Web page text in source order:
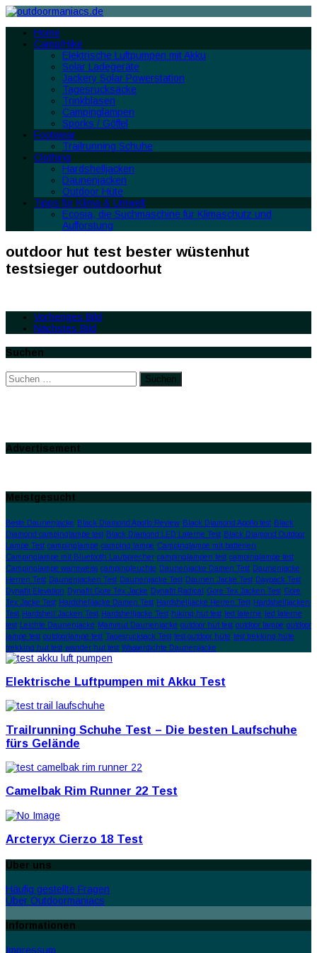
Home
Camp/Hike
Elektrische Luftpumpen mit Akku
Solar Ladegeräte
Jackery Solar Powerstation
Tagesrucksäcke
Trinkblasen
Campinglampen
Sporks / Göffel
Footwear
Trailrunning Schuhe
Clothing
Hardshelljacken
Daunenjacken
Outdoor Hüte
Tipps für Klima & Umwelt
Ecosia, die Suchmaschine für Klimaschutz und
Aufforstung
outdoor hut test bester wüstenhut
testsieger outdoorhut
Vorheriges Bild
Nächstes Bild
Suchen
Suchen
nach:
Advertisement
Meistgesucht
Beste Daunenjacke Black Diamond Apollo Review Black Diamond Apollo test Black
Diamond campinglampe test Black Diamond LED Laterne Test Black Diamond Outdoor
Lampe Test campinglampe camping lampe Campinglampe mit batterien
Campinglampe mit Bluetooth Lautsprecher campinglampen test campinglampe test
Campinglampe warmweiss campingleuchte Daunenjacke Damen Test Daunenjacke
Herren Test Daunenjacken Test Daunenjacke Test Daunen Jacke Test Daypack Test
Dynafit Elevation Dynafit Gore Tex Jacke Dynafit Radical Gore Tex Jacken Test Gore
Tex Jacke Test Hardshelljacke Damen Test Hardshelljacke Herren Test Hardshelljacken
Test Hardshell Jacken Test Hardshelljacke Test hiking hut test led laterne led laterne
test Leichte Daunenjacke Mammut Daunenjacke outdoor hut test outdoor lampe outdoor
lampe test outdoorlampe test Tagesrucksack Test test outdoor hüte test trekking hüte
trekking hut test wander hut test Wasserdichte Daunenjacke
Elektrische Luftpumpen mit Akku Test
Trailrunning Schuhe Test – Die besten Laufschuhe
fürs Gelände
Camelbak Rim Runner 22 Test
Arcteryx Cierzo 18 Test
Über uns
Häufig gestellte Fragen
Über Outdoormaniacs
Informationen
Impressum